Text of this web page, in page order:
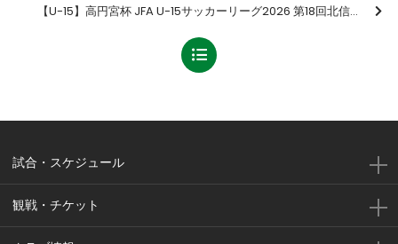
【U-15】高円宮杯 JFA U-15サッカーリーグ2026 第18回北信越リーグ 第8節 結果のお知らせ
試合・スケジュール
観戦・チケット